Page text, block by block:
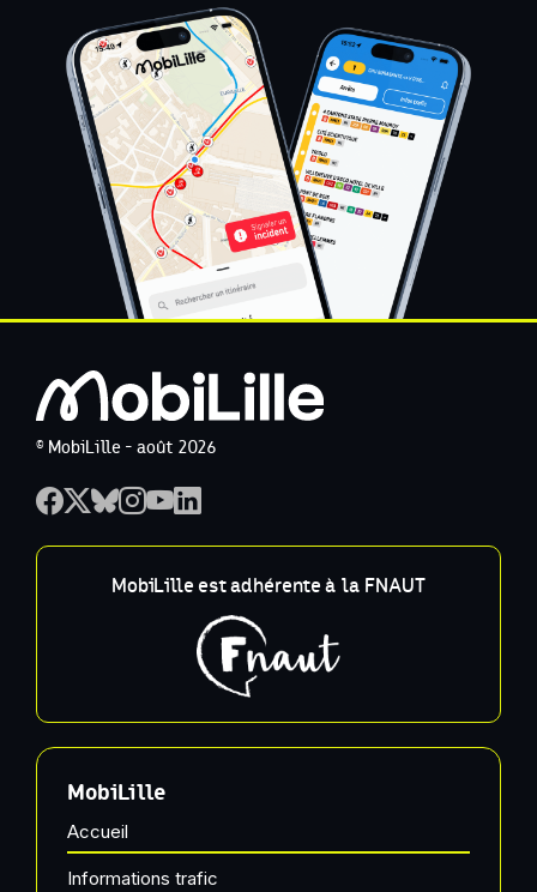
© MobiLille - août 2026
MobiLille est adhérente à la FNAUT
MobiLille
Accueil
Informations trafic